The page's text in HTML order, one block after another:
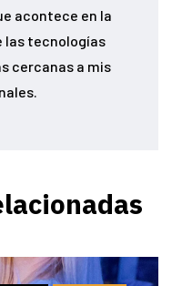
acontece en la
las tecnologías
cercanas a mis